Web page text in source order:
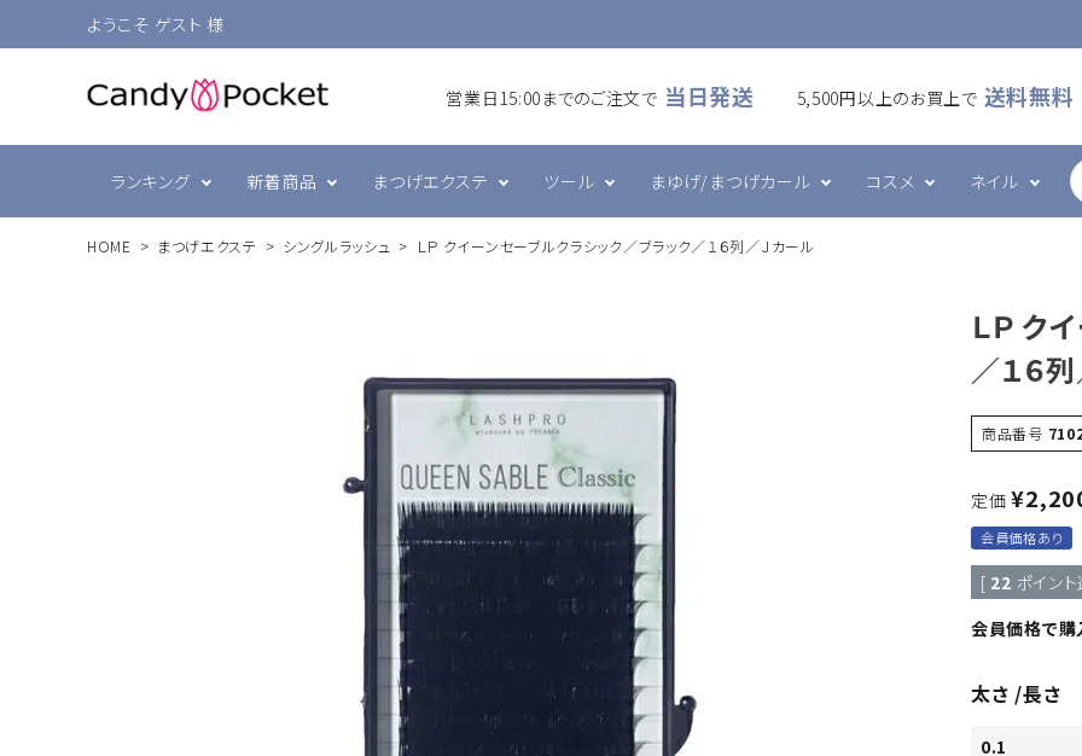
ようこそ ゲスト 様
営業日15:00までのご注文で 当日発送 5,500円以上のお買上で 送料無料
ランキング 新着商品 まつげエクステ ツール まゆげ/まつげカール コスメ ネイル
ネイルデコレーション
HOME まつげエクステ シングルラッシュ ＬＰ クイーンセーブルクラシック／ブラック／１６列／Ｊカール
ＬＰ ク
／１６
商品番号
定価 ¥
会員価格あり
[ 22 ポイン
会員価格で購
太さ 長さ
0.1